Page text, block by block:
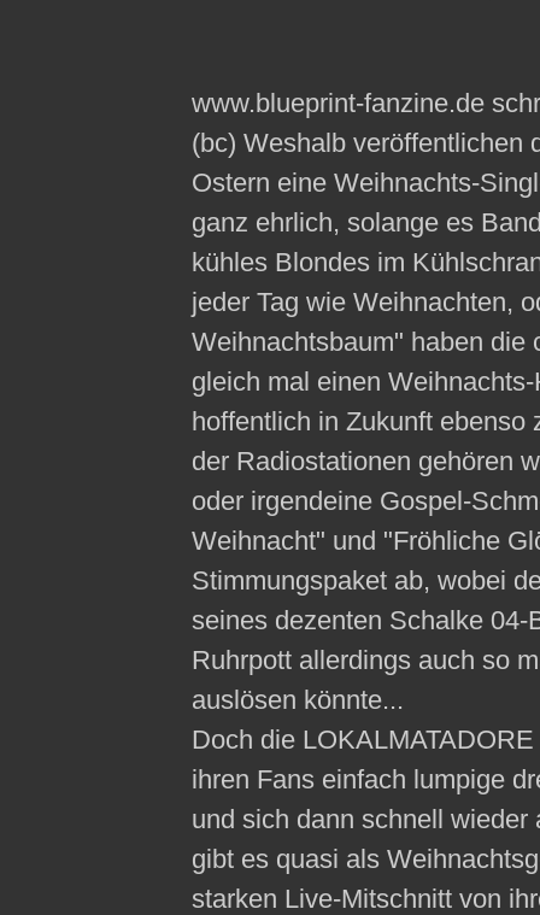
www.blueprint-fanzine.de
(bc) Weshalb veröffentlichen
Ostern eine Weihnachts-
ganz ehrlich, solange es
kühles Blondes im
jeder Tag wie Weihnachten,
Weihnachtsbaum" haben die
gleich mal einen
hoffentlich in Zukunft ebenso
der Radiostationen gehören
oder irgendeine Gospel-
Weihnacht" und "Fröhliche
Stimmungspaket ab, wobei
seines dezenten Schalke
Ruhrpott allerdings auch so
auslösen könnte...
Doch die
ihren Fans einfach lumpige
und sich dann schnell
gibt es quasi als
starken Live-Mitschnitt von